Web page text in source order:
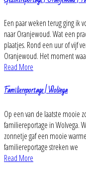
Een paar weken terug ging ik
naar Oranjewoud. Wat een
plaatjes. Rond een uur of vijf
Oranjewoud. Het moment
Read More
Familiereportage | Wolvega
Op een van de laatste mooie
familiereportage in Wolvega.
zonnetje gaf een mooie
familiereportage streken we
Read More